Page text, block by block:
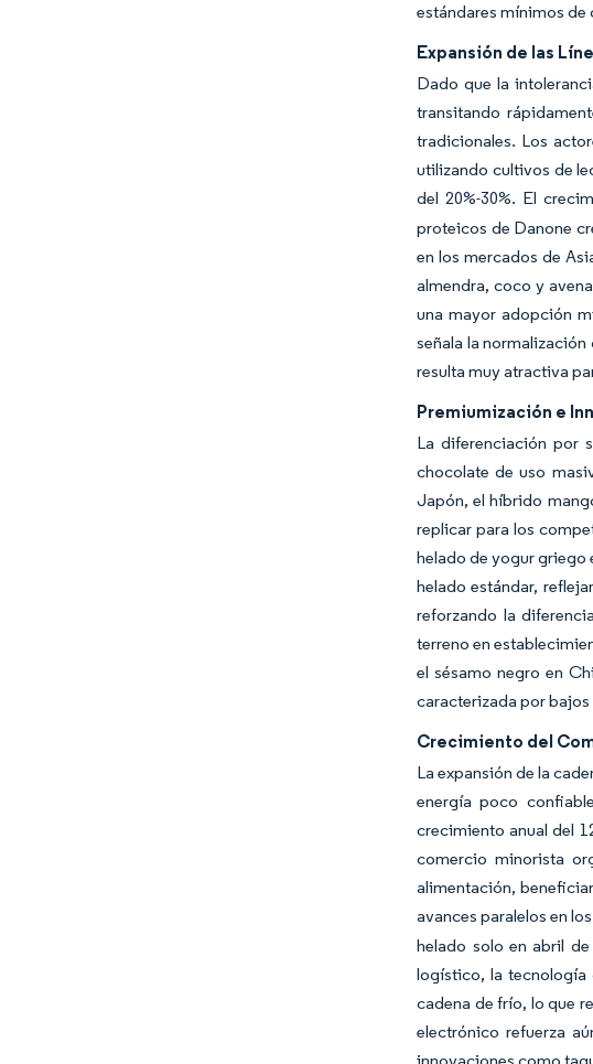
estándares mínimos de
Expansión de las
Dado que la
transitando
tradicionales. Los
utilizando cultivos de
del 20%-30%. El
proteicos de Danone
en los mercados de
almendra, coco y
una mayor adopción
señala la
resulta muy atractiva
Premiumización e
La diferenciación por
chocolate de uso
Japón, el híbrido
replicar para los
helado de yogur griego
helado estándar,
reforzando la
terreno en
el sésamo negro en
caracterizada por
Crecimiento del
La expansión de la
energía poco
crecimiento anual del
comercio minorista
alimentación,
avances paralelos en
helado solo en abril
logístico, la tecnología
cadena de frío, lo que
electrónico refuerza